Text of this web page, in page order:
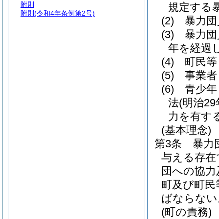
規定する
(2)
暴力
(3)
暴力
年を経過
(4)
町民
(5)
事業
(6)
青少
法(明治29
力を有す
(基本理念)
第3条
暴力
与える存
団への協
町及び町
ばならな
(町の責務)
附則
附則 (令和4年条例第2号)